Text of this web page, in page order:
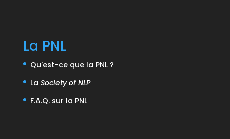
La PNL
Qu'est-ce que la PNL ?
La Society of NLP
F.A.Q. sur la PNL